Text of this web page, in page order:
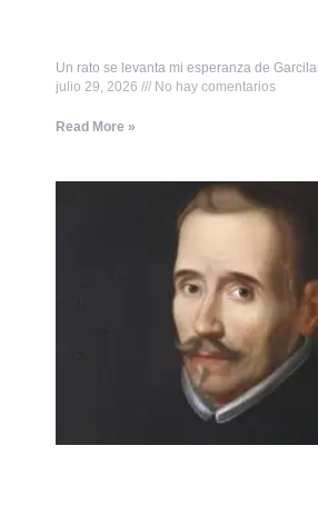
Un rato se levanta mi esperanza de
julio 29, 2026
No hay comentarios
Read More »